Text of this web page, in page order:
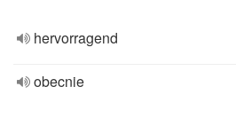
hervorragend
obecnie